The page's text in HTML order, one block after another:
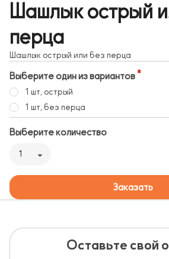
Шашлык острый
перца
Шашлык острый или без перца
Выберите один из вариантов
1 шт, острый
1 шт, без перца
Выберите количество
1
Заказать
Оставьте свой